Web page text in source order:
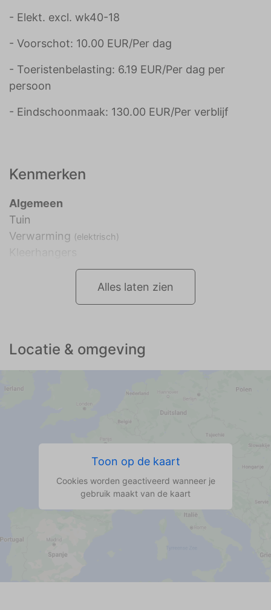
- Elekt. excl. wk40-18
- Voorschot: 10.00 EUR/Per dag
- Toeristenbelasting: 6.19 EUR/Per dag per
persoon
- Eindschoonmaak: 130.00 EUR/Per verblijf
Kenmerken
Algemeen
Tuin
Verwarming (elektrisch)
Alles laten zien
Locatie & omgeving
Toon op de kaart
Cookies worden geactiveerd wanneer je
gebruik maakt van de kaart